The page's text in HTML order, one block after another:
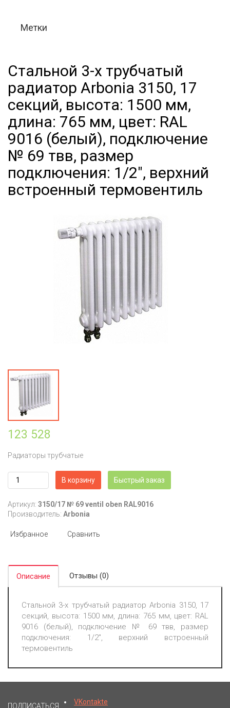
Метки
Стальной 3-х трубчатый
радиатор Arbonia 3150, 17
секций, высота: 1500 мм,
длина: 765 мм, цвет: RAL
9016 (белый), подключение
№ 69 твв, размер
подключения: 1/2", верхний
встроенный термовентиль
123 528
Радиаторы трубчатые
В корзину Быстрый заказ
Артикул: 3150/17 № 69 ventil oben RAL9016
Производитель: Arbonia
Избранное Сравнить
Описание Отзывы (0)
Стальной 3-х трубчатый радиатор Arbonia 3150, 17
секций, высота: 1500 мм, длина: 765 мм, цвет: RAL
9016 (белый), подключение № 69 твв, размер
подключения: 1/2", верхний встроенный
термовентиль
ПОДПИСАТЬСЯ
VKontakte